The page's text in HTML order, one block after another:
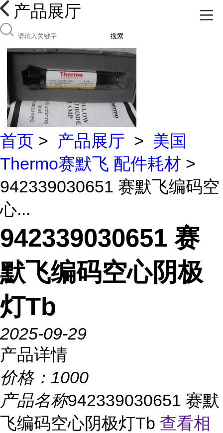
产品展厅
搜索
首页 > 产品展厅 > 美国
Thermo赛默飞 配件耗材 >
942339030651 赛默飞编码空
心...
942339030651 赛
默飞编码空心阴极
灯Tb
2025-09-29
产品详情
价格： 1000
产品名称942339030651 赛默
飞编码空心阴极灯Tb 查看相